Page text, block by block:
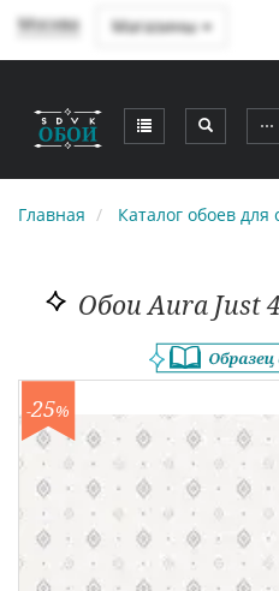
Москва Магазины
⋯
Главная Каталог обоев для
Обои Aura Just
-25%